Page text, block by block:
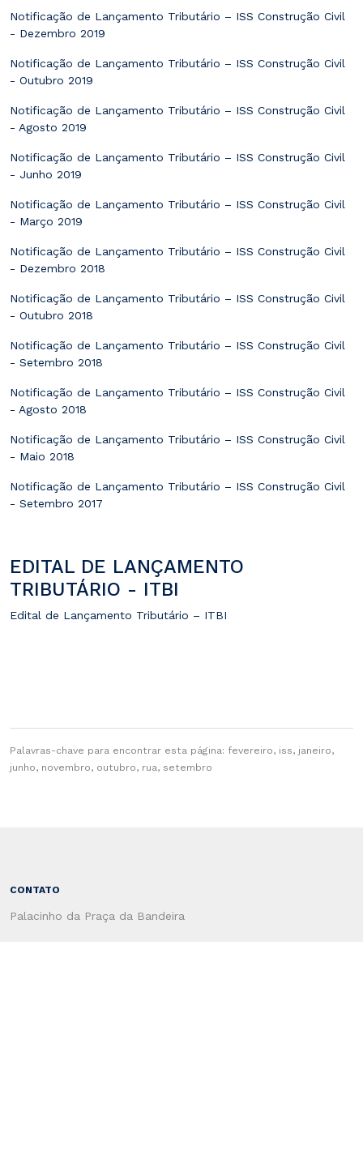
Notificação de Lançamento Tributário – ISS Construção Civil
- Dezembro 2019
Notificação de Lançamento Tributário – ISS Construção Civil
- Outubro 2019
Notificação de Lançamento Tributário – ISS Construção Civil
- Agosto 2019
Notificação de Lançamento Tributário – ISS Construção Civil
- Junho 2019
Notificação de Lançamento Tributário – ISS Construção Civil
- Março 2019
Notificação de Lançamento Tributário – ISS Construção Civil
- Dezembro 2018
Notificação de Lançamento Tributário – ISS Construção Civil
- Outubro 2018
Notificação de Lançamento Tributário – ISS Construção Civil
- Setembro 2018
Notificação de Lançamento Tributário – ISS Construção Civil
- Agosto 2018
Notificação de Lançamento Tributário – ISS Construção Civil
- Maio 2018
Notificação de Lançamento Tributário – ISS Construção Civil
- Setembro 2017
EDITAL DE LANÇAMENTO
TRIBUTÁRIO - ITBI
Edital de Lançamento Tributário – ITBI
Palavras-chave para encontrar esta página: fevereiro, iss, janeiro,
junho, novembro, outubro, rua, setembro
CONTATO
Palacinho da Praça da Bandeira